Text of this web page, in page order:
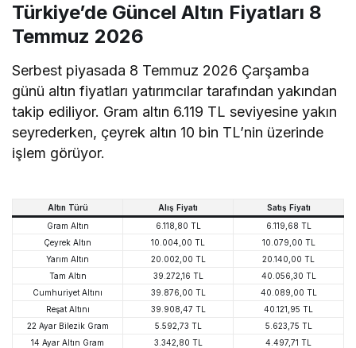
Türkiye’de Güncel Altın Fiyatları 8
Temmuz 2026
Serbest piyasada 8 Temmuz 2026 Çarşamba
günü altın fiyatları yatırımcılar tarafından yakından
takip ediliyor. Gram altın 6.119 TL seviyesine yakın
seyrederken, çeyrek altın 10 bin TL’nin üzerinde
işlem görüyor.
Altın Türü Alış Fiyatı
Satış Fiyatı
Gram Altın
6.118,80 TL
6.119,68 TL
Çeyrek Altın
10.004,00 TL
10.079,00 TL
Yarım Altın
20.002,00 TL
20.140,00 TL
Tam Altın
39.272,16 TL
40.056,30 TL
Cumhuriyet Altını
39.876,00 TL
40.089,00 TL
Reşat Altını
39.908,47 TL
40.121,95 TL
22 Ayar Bilezik Gram
5.592,73 TL
5.623,75 TL
14 Ayar Altın Gram
3.342,80 TL 4.497,71 TL